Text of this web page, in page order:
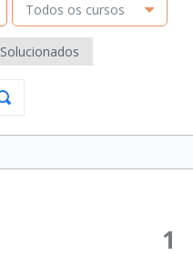
Todos os cursos
Solucionados
1